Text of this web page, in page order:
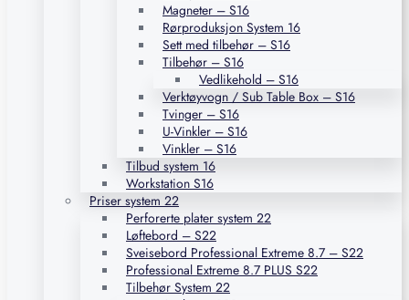
Magneter – S16
Rørproduksjon System 16
Sett med tilbehør – S16
Tilbehør – S16
Vedlikehold – S16
Verktøyvogn / Sub Table Box – S16
Tvinger – S16
U-Vinkler – S16
Vinkler – S16
Tilbud system 16
Workstation S16
Priser system 22
Perforerte plater system 22
Løftebord – S22
Sveisebord Professional Extreme 8.7 – S22
Professional Extreme 8.7 PLUS S22
Tilbehør System 22